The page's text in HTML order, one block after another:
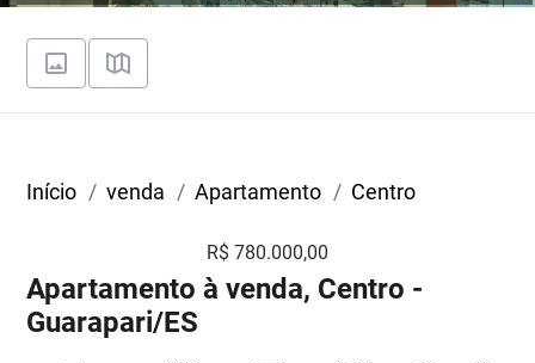
Início venda Apartamento Centro
R$ 780.000,00
Apartamento à venda, Centro -
Guarapari/ES